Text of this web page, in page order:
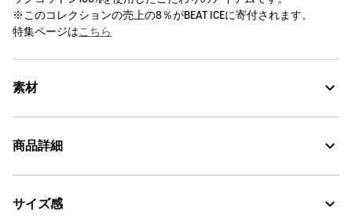
※このコレクションの売上の8％がBEAT ICEに寄付されます。
特集ページはこちら
素材
素材の特徴
AIGLE for tomorrow
商品詳細
・色：ブランエーグル (001)
サイズ感